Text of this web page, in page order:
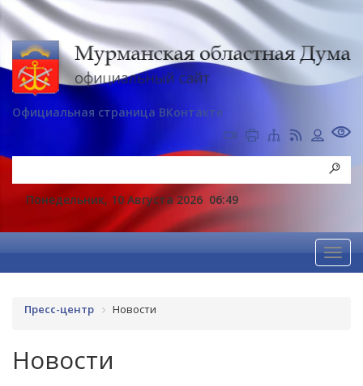
Официальная страница ВКонтакте
Понедельник, 10 Августа 2026 06:49
Пресс-центр Новости
Новости